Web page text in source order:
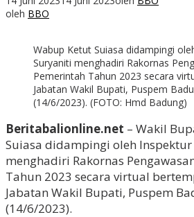
oleh BBO
Wabup Ketut Suiasa didampingi
Suryaniti menghadiri Rakornas
Pemerintah Tahun 2023 secara
Jabatan Wakil Bupati, Puspem
(14/6/2023). (FOTO: Hmd Badung)
Beritabalionline.net – Wakil
Suiasa didampingi oleh
menghadiri Rakornas
Tahun 2023 secara virtual
Jabatan Wakil Bupati, Puspem
(14/6/2023).